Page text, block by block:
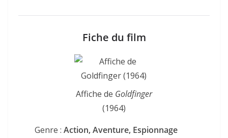
Fiche du film
Affiche de Goldfinger
(1964)
Genre : Action, Aventure, Espionnage